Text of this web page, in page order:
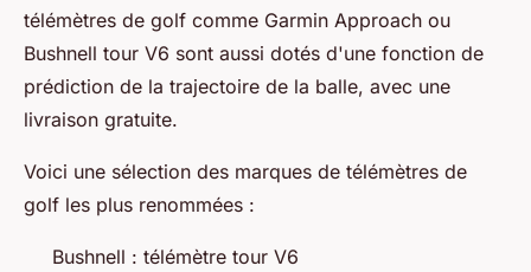
télémètres de golf comme Garmin Approach ou
Bushnell tour V6 sont aussi dotés d'une fonction de
prédiction de la trajectoire de la balle, avec une
livraison gratuite.
Voici une sélection des marques de télémètres de
golf les plus renommées :
Bushnell : télémètre tour V6